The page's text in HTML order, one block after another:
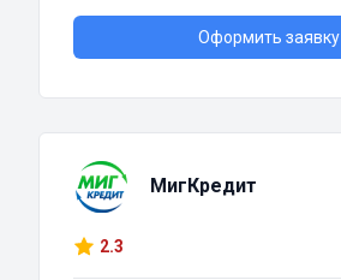
Оформить заявку
МигКредит
2.3